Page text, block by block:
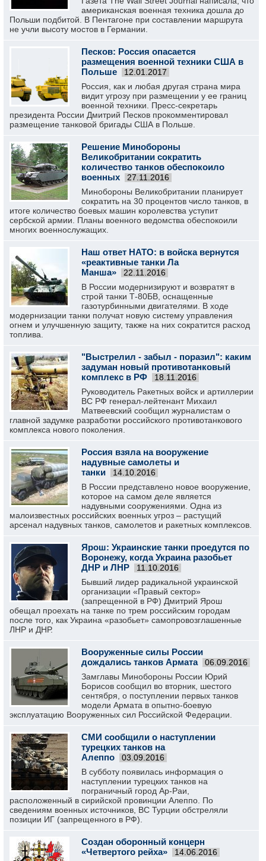
американская военная техника дошла до
Польши подбитой. В Пентагоне при составлении маршрута
не учли высоту мостов в Германии.
Песков: Россия опасается
размещения военной техники США в
Польше
12.01.2017
Россия, как и любая другая страна мира
видит угрозу при размещении у ее границ
военной техники. Пресс-секретарь
президента России Дмитрий Песков прокомментировал
размещение танковой бригады США в Польше.
Решение Минобороны
Великобритании сократить
количество танков обеспокоило
военных
27.11.2016
Минобороны Великобритании планирует
сократить на 30 процентов число танков, в
итоге количество боевых машин королевства уступит
сербской армии. Планы военного ведомства обеспокоили
многих военнослужащих.
Наш ответ НАТО: в войска вернутся
«реактивные танки Ла
Манша»
22.11.2016
В России модернизируют и возвратят в
строй танки Т-80БВ, оснащенные
газотурбинными двигателями. В ходе
модернизации танки получат новую систему управления
огнем и улучшенную защиту, также на них сократится расход
топлива.
"Выстрелил - забыл - поразил": каким
задуман новый противотанковый
комплекс в РФ
18.11.2016
Руководитель Ракетных войск и артиллерии
ВС РФ генерал-лейтенант Михаил
Матвеевский сообщил журналистам о
главной задумке разработки российского противотанкового
комплекса нового поколения.
Россия взяла на вооружение
надувные самолеты и
танки
14.10.2016
В России представлено новое вооружение,
которое на самом деле является
надувными сооружениями. Одна из
малоизвестных российских военных угроз – растущий
арсенал надувных танков, самолетов и ракетных комплексов.
Ярош: Украинские танки проедутся по
Воронежу, когда Украина разобьет
ДНР и ЛНР
11.10.2016
Бывший лидер радикальной украинской
организации «Правый сектор»
(запрещенной в РФ) Дмитрий Ярош
обещал проехать на танке по трем российским городам
после того, как Украина «разобьет» самопровозглашенные
ЛНР и ДНР.
Вооруженные силы России
дождались танков Армата
06.09.2016
Замглавы Минобороны России Юрий
Борисов сообщил во вторник, шестого
сентября, о поступлении первых танков
модели Армата в опытно-боевую
эксплуатацию Вооруженных сил Российской Федерации.
СМИ сообщили о наступлении
турецких танков на
Алеппо
03.09.2016
В субботу появилась информация о
наступлении турецких танков на
пограничный город Ар-Раи,
расположенный в сирийской провинции Алеппо. По
сведениям военных источников, ВС Турции обстреляли
позиции ИГ (запрещенного в РФ).
Создан оборонный концерн
«Четвертого рейха»
14.06.2016